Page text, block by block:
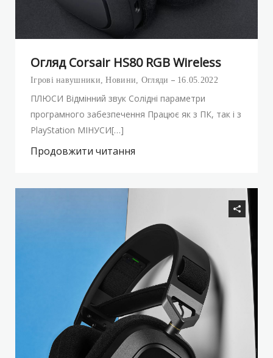
Огляд Corsair HS80 RGB Wireless
Ігрові навушники,Новини, Огляди 16.05.2022
ПЛЮСИ Відмінний звук Солідні параметри
програмного забезпечення Працює як з ПК, так і з
PlayStation МІНУСИ[…]
Продовжити читання